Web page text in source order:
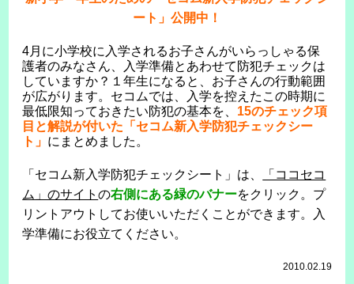
ート」公開中！
4月に小学校に入学されるお子さんがいらっしゃる保
護者のみなさん、入学準備とあわせて防犯チェックは
していますか？１年生になると、お子さんの行動範囲
が広がります。セコムでは、入学を控えたこの時期に
最低限知っておきたい防犯の基本を、 15のチェック項
目と解説が付いた「セコム新入学防犯チェックシー
ト」 にまとめました。
「セコム新入学防犯チェックシート」は、
「ココセコ
ム」のサイトの右側にある緑のバナーをクリック。プ
リントアウトしてお使いいただくことができます。入
学準備にお役立てください。
2010.02.19